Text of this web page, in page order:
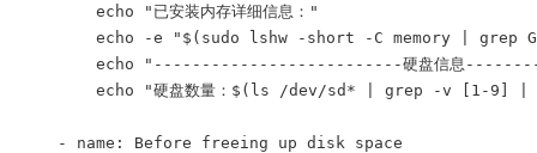
        echo "已安装内存详细信息："
echo -e "$(sudo lshw -short -C memory | grep
echo "--------------------------硬盘信息
echo "硬盘数量：$(ls /dev/sd* | grep -v [1-9]
    - name: Before freeing up disk space